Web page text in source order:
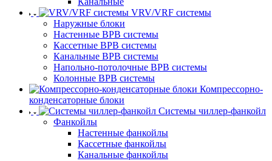
VRV/VRF системы
Наружные блоки
Настенные ВРВ системы
Кассетные ВРВ системы
Канальные ВРВ системы
Напольно-потолочные ВРВ системы
Колонные ВРВ системы
Компрессорно-
конденсаторные блоки
Системы чиллер-фанкойл
Фанкойлы
Настенные фанкойлы
Кассетные фанкойлы
Канальные фанкойлы